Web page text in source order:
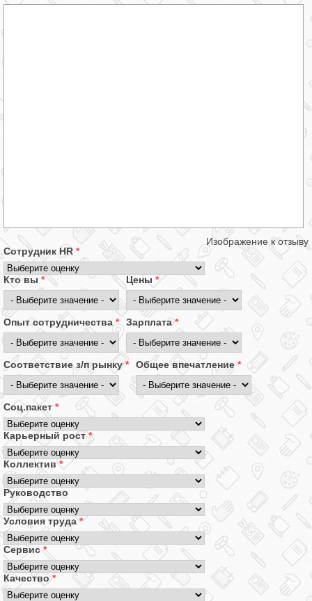
Изображение к отзыву
Сотрудник HR *
Кто вы * Цены *
Опыт сотрудничества * Зарплата*
Соответствие з/п рынку* Общее впечатление *
Соц.пакет *
Карьерный рост*
Коллектив*
Руководство
Условия труда*
Сервис *
Качество*